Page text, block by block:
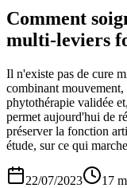
Comment
multi-leviers
Il n'existe pas de cure
combinant
phytothérapie validée
permet aujourd'hui de
préserver la fonction
étude, sur ce qui
22/07/2023 17